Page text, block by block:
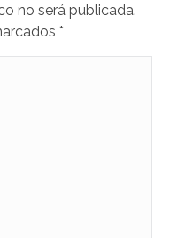
no será publicada.
*